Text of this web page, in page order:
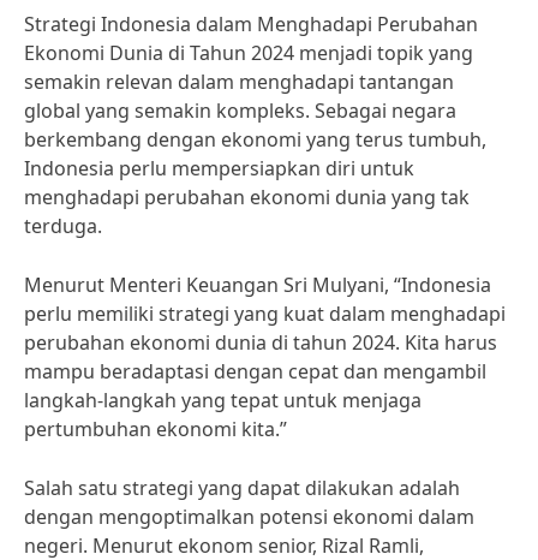
Strategi Indonesia dalam Menghadapi Perubahan
Ekonomi Dunia di Tahun 2024 menjadi topik yang
semakin relevan dalam menghadapi tantangan
global yang semakin kompleks. Sebagai negara
berkembang dengan ekonomi yang terus tumbuh,
Indonesia perlu mempersiapkan diri untuk
menghadapi perubahan ekonomi dunia yang tak
terduga.
Menurut Menteri Keuangan Sri Mulyani, “Indonesia
perlu memiliki strategi yang kuat dalam menghadapi
perubahan ekonomi dunia di tahun 2024. Kita harus
mampu beradaptasi dengan cepat dan mengambil
langkah-langkah yang tepat untuk menjaga
pertumbuhan ekonomi kita.”
Salah satu strategi yang dapat dilakukan adalah
dengan mengoptimalkan potensi ekonomi dalam
negeri. Menurut ekonom senior, Rizal Ramli,